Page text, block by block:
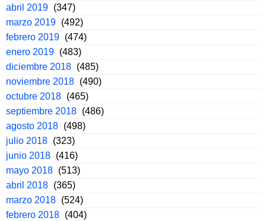
abril 2019 (347)
marzo 2019 (492)
febrero 2019 (474)
enero 2019 (483)
diciembre 2018 (485)
noviembre 2018 (490)
octubre 2018 (465)
septiembre 2018 (486)
agosto 2018 (498)
julio 2018 (323)
junio 2018 (416)
mayo 2018 (513)
abril 2018 (365)
marzo 2018 (524)
febrero 2018 (404)